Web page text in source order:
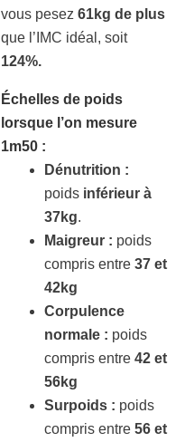
vous pesez 61kg de plus
que l’IMC idéal, soit
124%.
Échelles de poids
lorsque l’on mesure
1m50 :
Dénutrition :
poids inférieur à
37kg.
Maigreur : poids
compris entre 37 et
42kg
Corpulence
normale : poids
compris entre 42 et
56kg
Surpoids : poids
compris entre 56 et